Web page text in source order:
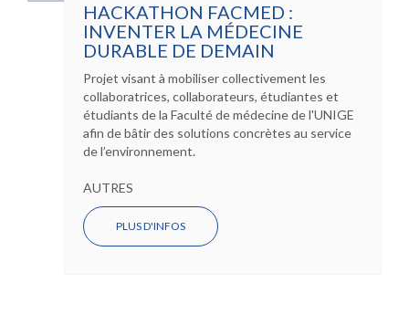
HACKATHON FACMED :
INVENTER LA MÉDECINE
DURABLE DE DEMAIN
Projet visant à mobiliser collectivement les
collaboratrices, collaborateurs, étudiantes et
étudiants de la Faculté de médecine de l'UNIGE
afin de bâtir des solutions concrètes au service
de l’environnement.
AUTRES
PLUS D'INFOS